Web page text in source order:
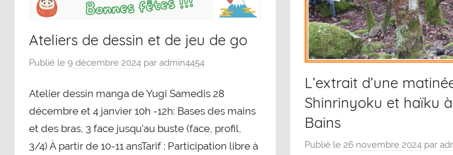
Ateliers de dessin et de jeu de go
Publié le 9 décembre 2024 par admin4454
Atelier dessin manga de Yugi Samedis 28
décembre et 4 janvier 10h -12h: Bases des mains
et des bras, 3 face jusqu’au buste (face, profil,
3/4) À partir de 10-11 ansTarif : Participation libre à
L’extrait d’une
Shinrinyoku et haïku
Bains
Publié le26 novembre 2024 par